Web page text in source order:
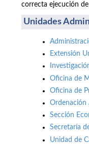
correcta ejecución
Unidades
Extensión
Oficina de
Oficina de
Ordenación
Sección
Secretaría
Unidad de